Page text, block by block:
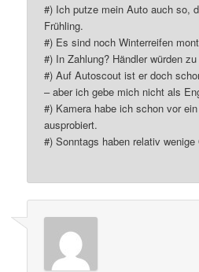
#) Ich putze mein Auto auch so,
Frühling.
#) Es sind noch Winterreifen
#) In Zahlung? Händler würden
#) Auf Autoscout ist er doch
– aber ich gebe mich nicht als
#) Kamera habe ich schon vor
ausprobiert.
#) Sonntags haben relativ